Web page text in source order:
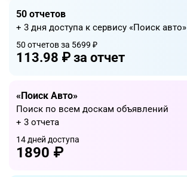
50 отчетов
+ 3 дня доступа к сервису «Поиск авто»
50 отчетов за 5699 ₽
113.98 ₽ за отчет
«Поиск Авто»
Поиск по всем доскам объявлений
+ 3 отчета
14 дней доступа
1890 ₽